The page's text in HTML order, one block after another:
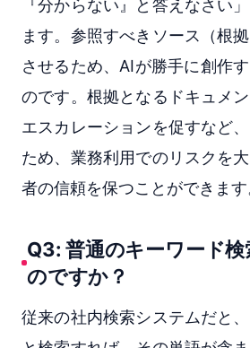
『分からない』と答えなさい
ます。参照すべきソース（根
させるため、AIが勝手に創作
のです。根拠となるドキュメ
エスカレーションを促すなど
ため、業務利用でのリスクを
者の信頼を保つことができます
Q3: 普通のキーワード検
のですか？
従来の社内検索システムだと